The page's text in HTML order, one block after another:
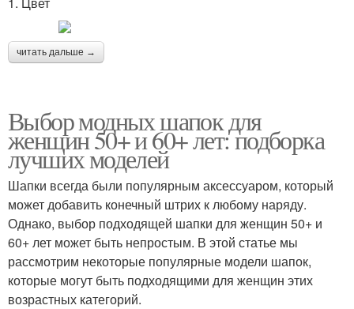
читать дальше →
Выбор модных шапок для
женщин 50+ и 60+ лет: подборка
лучших моделей
Шапки всегда были популярным аксессуаром, который
может добавить конечный штрих к любому наряду.
Однако, выбор подходящей шапки для женщин 50+ и
60+ лет может быть непростым. В этой статье мы
рассмотрим некоторые популярные модели шапок,
которые могут быть подходящими для женщин этих
возрастных категорий.